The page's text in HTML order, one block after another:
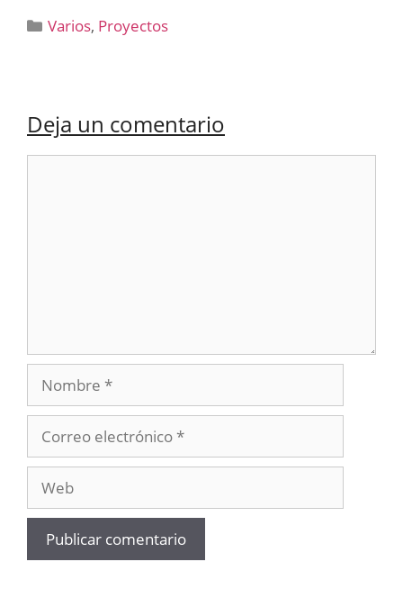
Categorías
Varios, Proyectos
Deja un comentario
Nombre
electrónico